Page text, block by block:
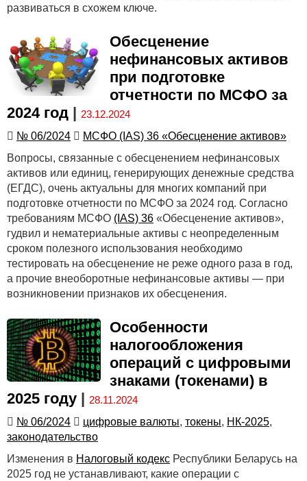
развиваться в схожем ключе.
Обесценение
нефинансовых активов
при подготовке
отчетности по МСФО за
2024 год
23.12.2024
№ 06/2024
МСФО (IAS) 36 «Обесценение активов»
Вопросы, связанные с обесценением нефинансовых
активов или единиц, генерирующих денежные средства
(ЕГДС), очень актуальны для многих компаний при
подготовке отчетности по МСФО за 2024 год. Согласно
требованиям МСФО (IAS) 36 «Обесценение активов»,
гудвил и нематериальные активы с неопределенным
сроком полезного использования необходимо
тестировать на обесценение не реже одного раза в год,
а прочие внеоборотные нефинансовые активы — при
возникновении признаков их обесценения.
Особенности
налогообложения
операций с цифровыми
знаками (токенами) в
2025 году
28.11.2024
№ 06/2024
цифровые валюты, токены, НК-2025,
законодательство
Изменения в Налоговый кодекс Республики Беларусь на
2025 год не устанавливают, какие операции с